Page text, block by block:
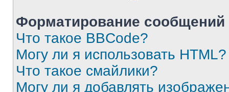
Форматирование
Что такое BBCode?
Могу ли я использовать HTML?
Что такое смайлики?
Могу ли я добавлять